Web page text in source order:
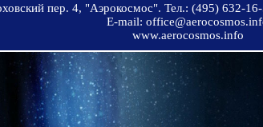
пер. 4, "Аэрокосмос". Тел.: (495) 632-
E-mail:
www.aerocosmos.info